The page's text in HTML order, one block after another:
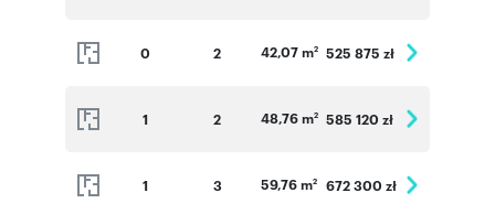
0 2 42,07 m2 525 875 zł
1 2 48,76 m2 585 120 zł
1 3 59,76 m2 672 300 zł